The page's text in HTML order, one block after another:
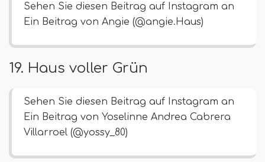
Sehen Sie diesen Beitrag auf Instagram an
Ein Beitrag von Angie (@angie.Haus)
19. Haus voller Grün
Sehen Sie diesen Beitrag auf Instagram an
Ein Beitrag von Yoselinne Andrea Cabrera
Villarroel (@yossy_80)